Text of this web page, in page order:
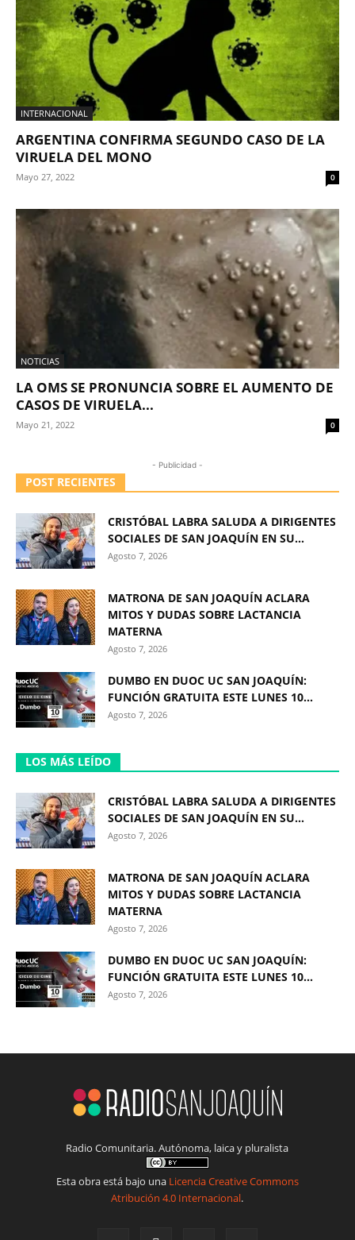
INTERNACIONAL
ARGENTINA CONFIRMA SEGUNDO CASO DE LA
VIRUELA DEL MONO
Mayo 27, 2022 0
NOTICIAS
LA OMS SE PRONUNCIA SOBRE EL AUMENTO DE
CASOS DE VIRUELA...
Mayo 21, 2022 0
- Publicidad -
POST RECIENTES
CRISTÓBAL LABRA SALUDA A DIRIGENTES
SOCIALES DE SAN JOAQUÍN EN SU...
Agosto 7, 2026
MATRONA DE SAN JOAQUÍN ACLARA
MITOS Y DUDAS SOBRE LACTANCIA
MATERNA
Agosto 7, 2026
DUMBO EN DUOC UC SAN JOAQUÍN:
FUNCIÓN GRATUITA ESTE LUNES 10...
Agosto 7, 2026
LOS MÁS LEÍDO
CRISTÓBAL LABRA SALUDA A DIRIGENTES
SOCIALES DE SAN JOAQUÍN EN SU...
Agosto 7, 2026
MATRONA DE SAN JOAQUÍN ACLARA
MITOS Y DUDAS SOBRE LACTANCIA
MATERNA
Agosto 7, 2026
DUMBO EN DUOC UC SAN JOAQUÍN:
FUNCIÓN GRATUITA ESTE LUNES 10...
Agosto 7, 2026
Radio Comunitaria. Autónoma, laica y pluralista
Esta obra está bajo una Licencia Creative Commons
Atribución 4.0 Internacional.